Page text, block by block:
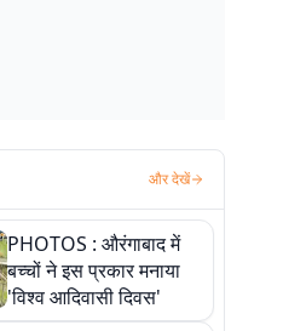
और देखें
PHOTOS : औरंगाबाद में
बच्चों ने इस प्रकार मनाया
'विश्व आदिवासी दिवस'